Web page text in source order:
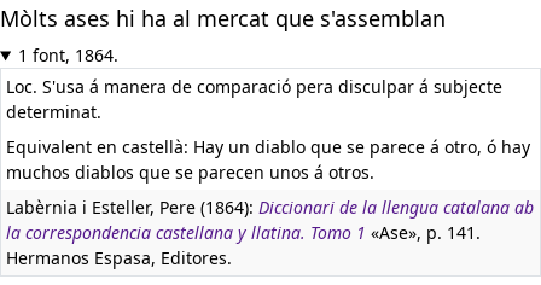
Mòlts ases hi ha al mercat que s'assemblan
1 font, 1864.
Loc. S'usa á manera de comparació pera disculpar á subjecte
determinat.
Equivalent en castellà: Hay un diablo que se parece á otro, ó hay
muchos diablos que se parecen unos á otros.
Labèrnia i Esteller, Pere (1864): Diccionari de la llengua catalana ab
la correspondencia castellana y llatina. Tomo 1 «Ase», p. 141.
Hermanos Espasa, Editores.